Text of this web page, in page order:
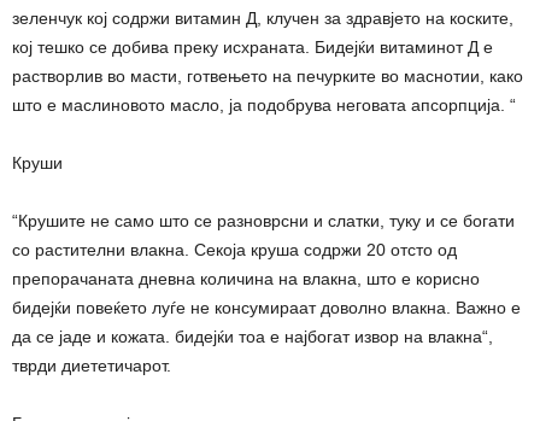
зеленчук кој содржи витамин Д, клучен за здравјето на коските,
кој тешко се добива преку исхраната. Бидејќи витаминот Д е
растворлив во масти, готвењето на печурките во маснотии, како
што е маслиновото масло, ја подобрува неговата апсорпција. “
Круши
“Крушите не само што се разноврсни и слатки, туку и се богати
со растителни влакна. Секоја круша содржи 20 отсто од
препорачаната дневна количина на влакна, што е корисно
бидејќи повеќето луѓе не консумираат доволно влакна. Важно е
да се јаде и кожата. бидејќи тоа е најбогат извор на влакна“,
тврди диететичарот.